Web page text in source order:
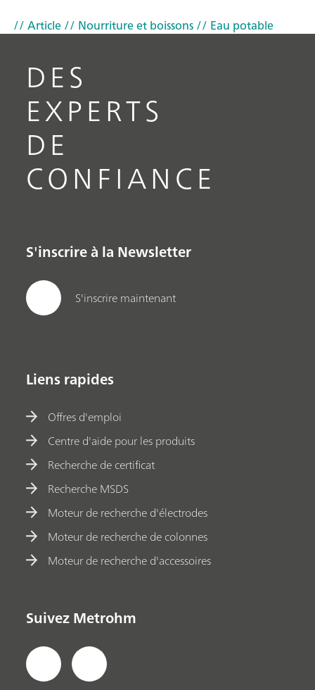
// Article// Nourriture et boissons// Eau potable
DES
EXPERTS
DE
CONFIANCE
S'inscrire à la Newsletter
S'inscrire maintenant
Liens rapides
Offres d'emploi
Centre d'aide pour les produits
Recherche de certificat
Recherche MSDS
Moteur de recherche d'électrodes
Moteur de recherche de colonnes
Moteur de recherche d'accessoires
Suivez Metrohm